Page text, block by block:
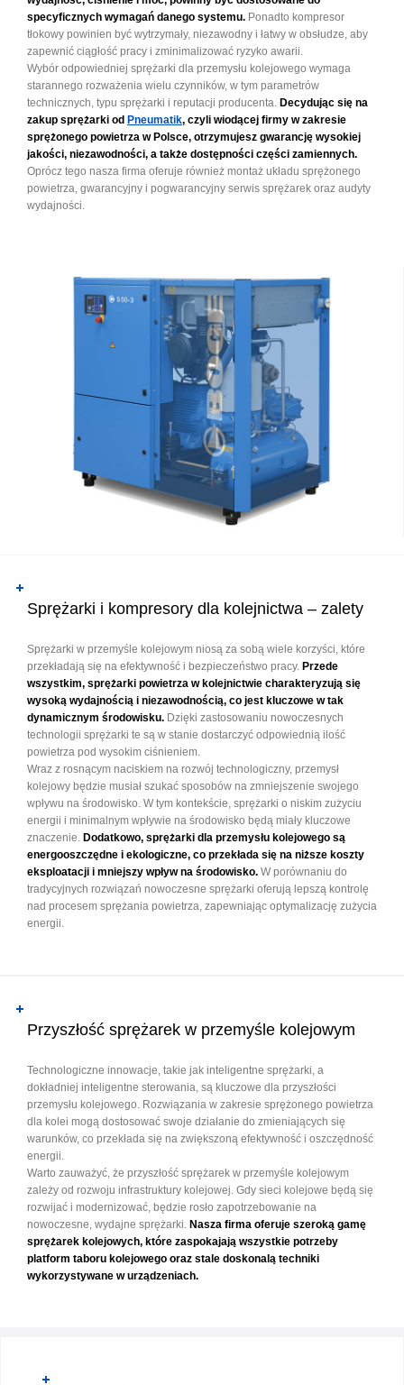
specyficznych wymagań danego systemu. Ponadto kompresor
tłokowy powinien być wytrzymały, niezawodny i łatwy w obsłudze, aby
zapewnić ciągłość pracy i zminimalizować ryzyko awarii.
Wybór odpowiedniej sprężarki dla przemysłu kolejowego wymaga
starannego rozważenia wielu czynników, w tym parametrów
technicznych, typu sprężarki i reputacji producenta. Decydując się na
zakup sprężarki od Pneumatik, czyli wiodącej firmy w zakresie
sprężonego powietrza w Polsce, otrzymujesz gwarancję wysokiej
jakości, niezawodności, a także dostępności części zamiennych.
Oprócz tego nasza firma oferuje również montaż układu sprężonego
powietrza, gwarancyjny i pogwarancyjny serwis sprężarek oraz audyty
wydajności.
Sprężarki i kompresory dla kolejnictwa – zalety
Sprężarki w przemyśle kolejowym niosą za sobą wiele korzyści, które
przekładają się na efektywność i bezpieczeństwo pracy. Przede
wszystkim, sprężarki powietrza w kolejnictwie charakteryzują się
wysoką wydajnością i niezawodnością, co jest kluczowe w tak
dynamicznym środowisku. Dzięki zastosowaniu nowoczesnych
technologii sprężarki te są w stanie dostarczyć odpowiednią ilość
powietrza pod wysokim ciśnieniem.
Wraz z rosnącym naciskiem na rozwój technologiczny, przemysł
kolejowy będzie musiał szukać sposobów na zmniejszenie swojego
wpływu na środowisko. W tym kontekście, sprężarki o niskim zużyciu
energii i minimalnym wpływie na środowisko będą miały kluczowe
znaczenie. Dodatkowo, sprężarki dla przemysłu kolejowego są
energooszczędne i ekologiczne, co przekłada się na niższe koszty
eksploatacji i mniejszy wpływ na środowisko. W porównaniu do
tradycyjnych rozwiązań nowoczesne sprężarki oferują lepszą kontrolę
nad procesem sprężania powietrza, zapewniając optymalizację zużycia
energii.
Przyszłość sprężarek w przemyśle kolejowym
Technologiczne innowacje, takie jak inteligentne sprężarki, a
dokładniej inteligentne sterowania, są kluczowe dla przyszłości
przemysłu kolejowego. Rozwiązania w zakresie sprężonego powietrza
dla kolei mogą dostosować swoje działanie do zmieniających się
warunków, co przekłada się na zwiększoną efektywność i oszczędność
energii.
Warto zauważyć, że przyszłość sprężarek w przemyśle kolejowym
zależy od rozwoju infrastruktury kolejowej. Gdy sieci kolejowe będą się
rozwijać i modernizować, będzie rosło zapotrzebowanie na
nowoczesne, wydajne sprężarki. Nasza firma oferuje szeroką gamę
sprężarek kolejowych, które zaspokajają wszystkie potrzeby
platform taboru kolejowego oraz stale doskonalą techniki
wykorzystywane w urządzeniach.